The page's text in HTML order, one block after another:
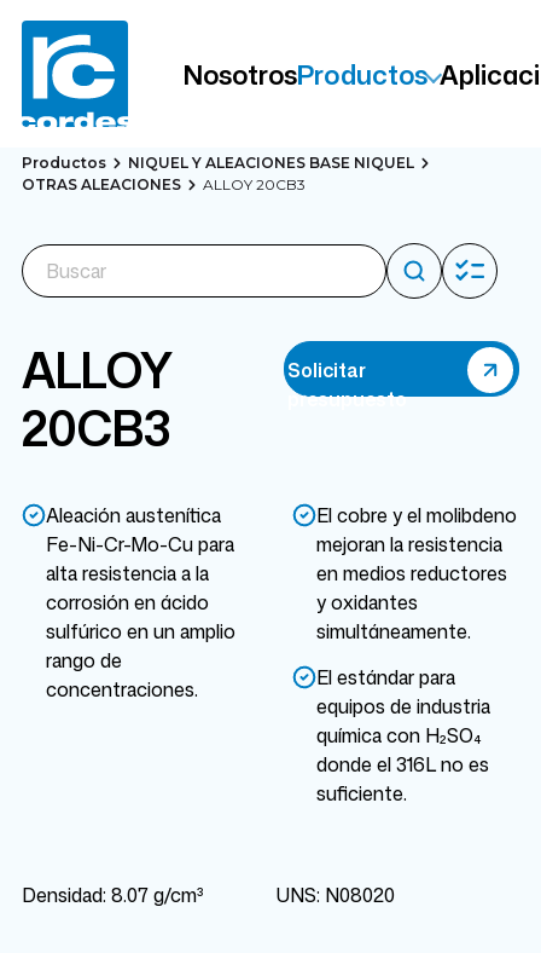
NosotrosProductos
Productos
NIQUEL Y ALEACIONES BASE NIQUEL
OTRAS ALEACIONES
ALLOY 20CB3
ALLOY
20CB3
Aleación austenítica
Fe-Ni-Cr-Mo-Cu para
alta resistencia a la
corrosión en ácido
sulfúrico en un amplio
rango de
concentraciones.
El cobre y el molibdeno
mejoran la resistencia
en medios reductores
y oxidantes
simultáneamente.
El estándar para
equipos de industria
química con H₂SO₄
donde el 316L no es
suficiente.
Densidad: 8.07 g/cm³ UNS: N08020
Solicitar
presupuesto